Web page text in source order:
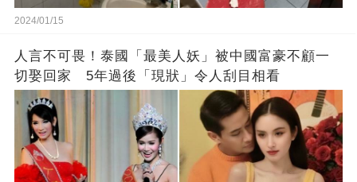
2024/01/15
人言不可畏！泰國「最美人妖」被中國富豪不顧一
切娶回家 5年過後「現狀」令人刮目相看